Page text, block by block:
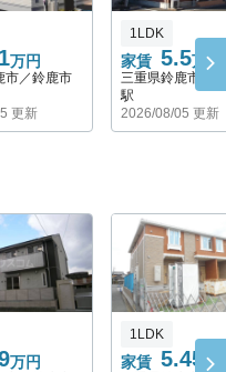
万円
市／鈴鹿市
更新
家賃 5.5万円
1LDK
三重県鈴鹿市／
駅
2026/08/05 更新
万円 家賃 5.45 万
1LDK